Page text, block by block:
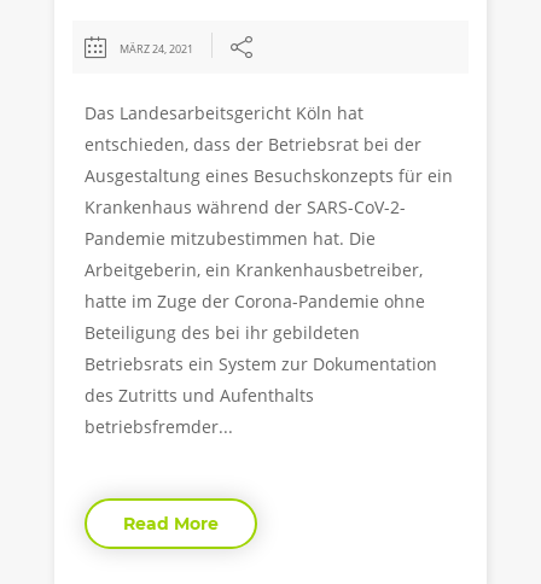
MÄRZ 24, 2021
Das Landesarbeitsgericht Köln hat
entschieden, dass der Betriebsrat bei der
Ausgestaltung eines Besuchskonzepts für ein
Krankenhaus während der SARS-CoV-2-
Pandemie mitzubestimmen hat. Die
Arbeitgeberin, ein Krankenhausbetreiber,
hatte im Zuge der Corona-Pandemie ohne
Beteiligung des bei ihr gebildeten
Betriebsrats ein System zur Dokumentation
des Zutritts und Aufenthalts
betriebsfremder...
Read More